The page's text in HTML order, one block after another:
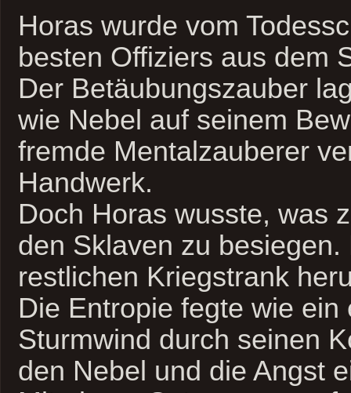
Horas wurde vom
besten Offiziers aus dem
Der Betäubungszauber
wie Nebel auf seinem
fremde Mentalzauberer
Handwerk.
Doch Horas wusste, was
den Sklaven zu
restlichen Kriegstrank
Die Entropie fegte wie ein
Sturmwind durch seinen
den Nebel und die Angst